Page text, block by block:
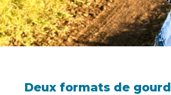
Deux formats de